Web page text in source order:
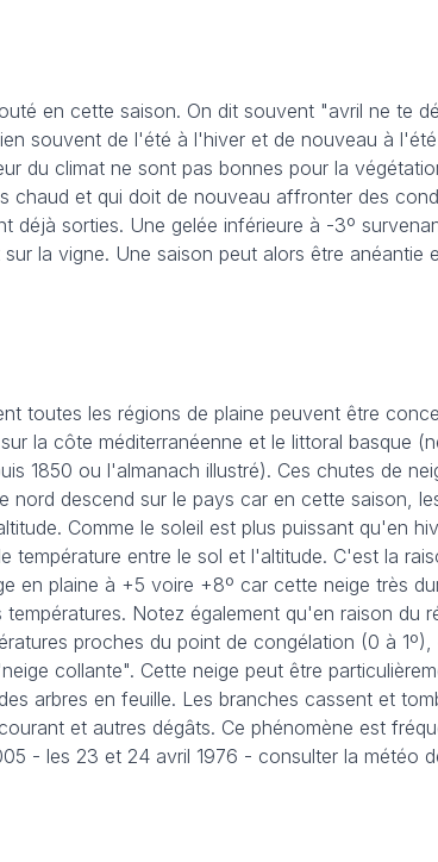
en cette saison. On dit souvent "avril ne te
souvent de l'été à l'hiver et de nouveau à
du climat ne sont pas bonnes pour la
chaud et qui doit de nouveau affronter des
déjà sorties. Une gelée inférieure à -3º
la vigne. Une saison peut alors être anéantie
toutes les régions de plaine peuvent être
la côte méditerranéenne et le littoral basque
1850 ou l'almanach illustré). Ces chutes de
nord descend sur le pays car en cette saison,
Comme le soleil est plus puissant qu'en
température entre le sol et l'altitude. C'est la
en plaine à +5 voire +8º car cette neige très
Notez également qu'en raison du
proches du point de congélation (0 à
collante". Cette neige peut être
arbres en feuille. Les branches cassent et
et autres dégâts. Ce phénomène est
- les 23 et 24 avril 1976 - consulter la météo